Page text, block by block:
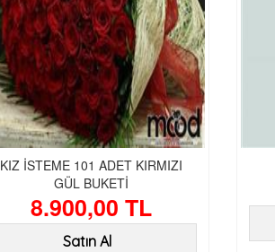
KIZ İSTEME 101 ADET KIRMIZI
GÜL BUKETİ
8.900,00 TL
Satın Al